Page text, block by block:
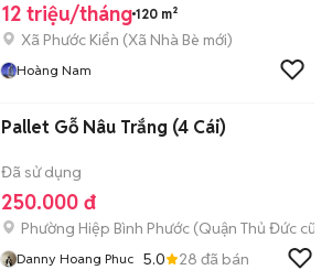
12 triệu/tháng 120 m²
Xã Phước Kiển (Xã Nhà Bè mới)
Hoàng Nam
Pallet Gỗ Nâu Trắng (4 Cái)
Đã sử dụng
250.000 đ
Phường Hiệp Bình Phước (Quận Thủ Đức cũ)
Danny Hoang Phuc 5.0 28 đã bán